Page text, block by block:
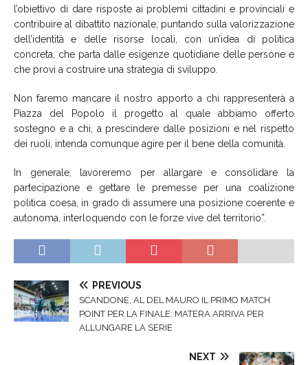
l’obiettivo di dare risposte ai problemi cittadini e provinciali e
contribuire al dibattito nazionale, puntando sulla valorizzazione
dell’identità e delle risorse locali, con un’idea di politica
concreta, che parta dalle esigenze quotidiane delle persone e
che provi a costruire una strategia di sviluppo.
Non faremo mancare il nostro apporto a chi rappresenterà a
Piazza del Popolo il progetto al quale abbiamo offerto
sostegno e a chi, a prescindere dalle posizioni e nel rispetto
dei ruoli, intenda comunque agire per il bene della comunità.
In generale, lavoreremo per allargare e consolidare la
partecipazione e gettare le premesse per una coalizione
politica coesa, in grado di assumere una posizione coerente e
autonoma, interloquendo con le forze vive del territorio”.
PREVIOUS
SCANDONE, AL DEL MAURO IL PRIMO MATCH
POINT PER LA FINALE: MATERA ARRIVA PER
ALLUNGARE LA SERIE
NEXT